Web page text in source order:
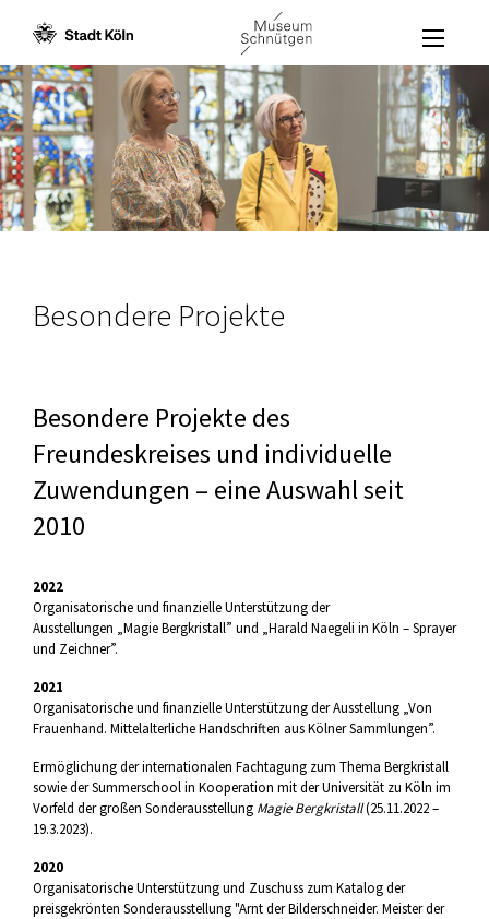
Zum Inhalt [AK+1]
/
Zur Navigation [AK+3]
/
Zum Footer [AK+5]
Menü
Besondere Projekte
Besondere Projekte des
Freundeskreises und individuelle
Zuwendungen – eine Auswahl seit
2010
2022
Organisatorische und finanzielle Unterstützung der
Ausstellungen „Magie Bergkristall” und „Harald Naegeli in Köln – Sprayer
und Zeichner”.
2021
Organisatorische und finanzielle Unterstützung der Ausstellung „Von
Frauenhand. Mittelalterliche Handschriften aus Kölner Sammlungen”.
Ermöglichung der internationalen Fachtagung zum Thema Bergkristall
sowie der Summerschool in Kooperation mit der Universität zu Köln im
Vorfeld der großen Sonderausstellung Magie Bergkristall(25.11.2022 –
19.3.2023).
2020
Organisatorische Unterstützung und Zuschuss zum Katalog der
preisgekrönten Sonderausstellung "Arnt der Bilderschneider. Meister der